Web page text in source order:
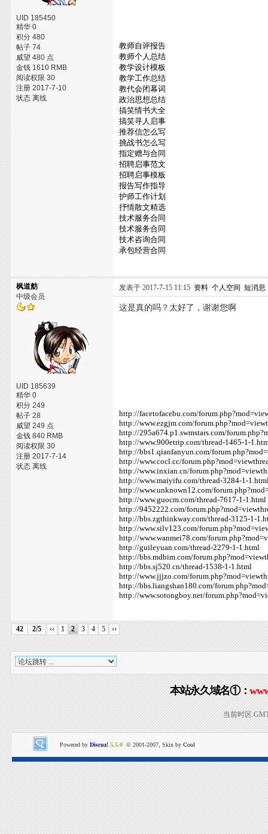
UID 185450
精华 0
积分 480
帖子 74
威望 480 点
金钱 1610 RMB
阅读权限 30
注册 2017-7-10
状态 离线
教师自评报告
教师个人总结
教学设计模板
教学工作总结
教代会闭幕词
政治思想总结
搞笑情书大全
搞笑寻人启事
推荐信怎么写
挑战书怎么写
指定赠与合同
招聘启事范文
招聘启事模板
报告写作指导
护师工作计划
抒情散文精选
技术服务合同
技术服务合同
技术咨询合同
承包经营合同
枫道舫
中级会员
UID 185639
精华 0
积分 249
帖子 28
威望 249 点
金钱 840 RMB
阅读权限 30
注册 2017-7-14
状态 离线
发表于 2017-7-15 11:15 资料 个人空间 短消息
这是真的吗？太好了，谢谢您啊
http://facetofacebu.com/
http://www.ezgjm.com/
http://295a674.p1.swmstars.com/
http://www.900etrip.com/thread-1465-1-
http://bbs1.qianfanyun.com/
http://www.cocl.cc/
http://www.inxian.cn/
http://www.maiyifu.com/thread-3284-1-
http://www.unknown12.com/
http://www.guocm.com/thread-7617-1-1.html
http://9452222.com/
http://bbs.zgthinkway.com/thread-3125-1-
http://www.silv123.com/
http://www.wanmei78.com/
http://guileyuan.com/thread-2279-1-1.html
http://bbs.mdbim.com/
http://bbs.sj520.cn/thread-1538-1-1.html
http://www.jjjzo.com/
http://bbs.liangshan180.com/
http://www.sotongboy.net/
42 2/5 ‹‹ 1 2 3 4 5 ››
本站永久域名①：
当前时区
Powered by Discuz! 5.5.0 © 2001-2007, Skin by Cool